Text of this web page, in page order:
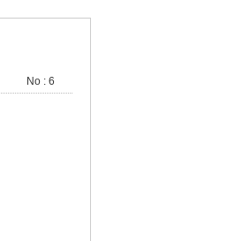
No : 6